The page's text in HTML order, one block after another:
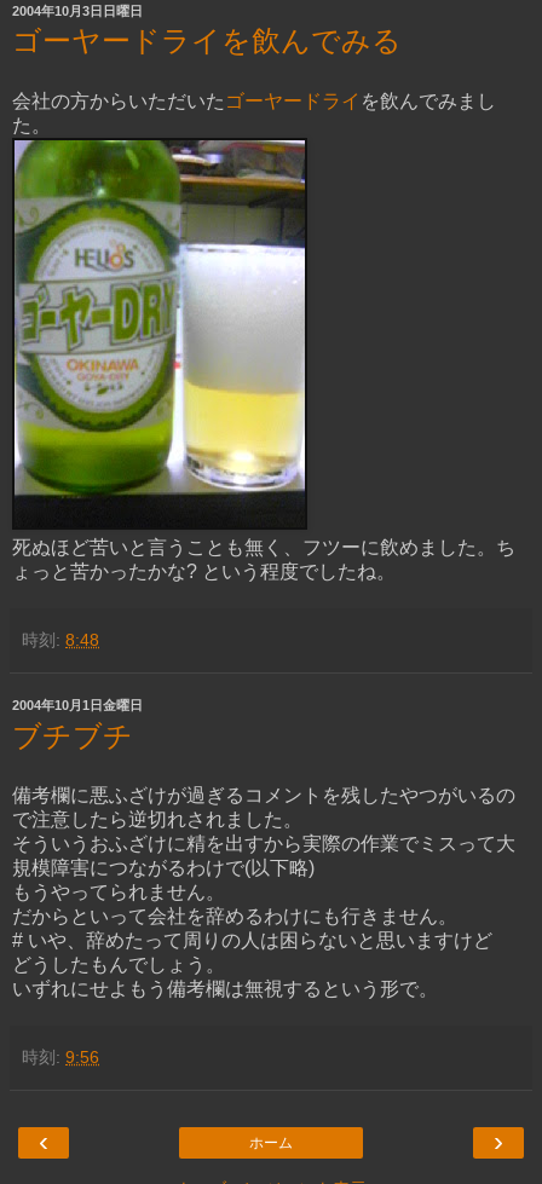
2004年10月3日日曜日
ゴーヤードライを飲んでみる
会社の方からいただいた ゴーヤードライ を飲んでみまし
た。
死ぬほど苦いと言うことも無く、フツーに飲めました。ち
ょっと苦かったかな? という程度でしたね。
時刻: 8:48
2004年10月1日金曜日
ブチブチ
備考欄に悪ふざけが過ぎるコメントを残したやつがいるの
で注意したら逆切れされました。
そういうおふざけに精を出すから実際の作業でミスって大
規模障害につながるわけで(以下略)
もうやってられません。
だからといって会社を辞めるわけにも行きません。
# いや、辞めたって周りの人は困らないと思いますけど
どうしたもんでしょう。
いずれにせよもう備考欄は無視するという形で。
時刻: 9:56
‹ ›
ホーム